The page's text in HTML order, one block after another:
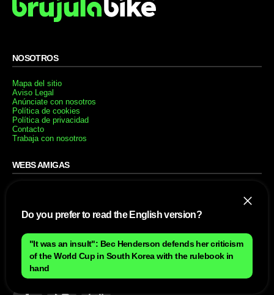
NOSOTROS
Mapa del sitio
Aviso Legal
Anúnciate con nosotros
Política de cookies
Política de privacidad
Contacto
Trabaja con nosotros
WEBS AMIGAS
SÍGUENOS
Suscríbete a nuestro newsletter
Do you prefer to read the English version?
"It was an insult": Bec Henderson defends her criticism
of the World Cup in South Korea with the rulebook in
hand